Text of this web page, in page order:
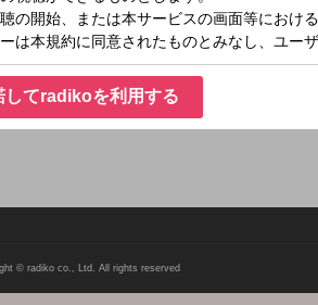
んなあなたの朝に『いってらっしゃい』の言葉を届
ドレス：
© radiko co., Ltd. All rights reserved
してradikoを利用する